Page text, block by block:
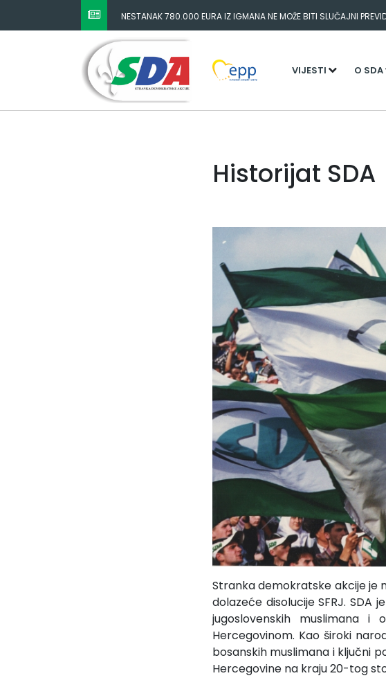
NESTANAK 780.000 EURA IZ IGMANA NE MOŽE BITI SLUČAJNI
ODGOVORNOST MORAJU SNOSITI VLADA FBIH I NJENI KADROVI
VIJESTI O SDA
Historijat SDA
Stranka demokratske akcije je
dolazeće disolucije SFRJ.
jugoslovenskih muslimana
Hercegovinom. Kao široki
bosanskih muslimana i ključni
Hercegovine na kraju 20-tog